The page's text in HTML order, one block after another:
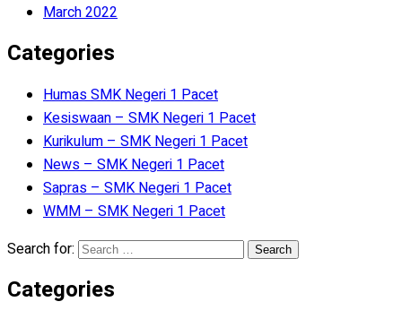
March 2022
Categories
Humas SMK Negeri 1 Pacet
Kesiswaan – SMK Negeri 1 Pacet
Kurikulum – SMK Negeri 1 Pacet
News – SMK Negeri 1 Pacet
Sapras – SMK Negeri 1 Pacet
WMM – SMK Negeri 1 Pacet
Search for:
Categories